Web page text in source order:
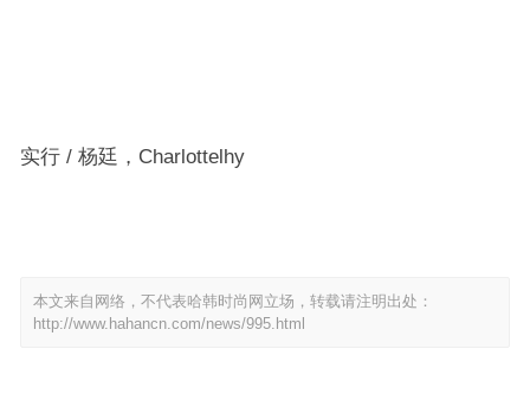
实行 / 杨廷，Charlottelhy
本文来自网络，不代表哈韩时尚网立场，转载请注明出处：
http://www.hahancn.com/news/995.html